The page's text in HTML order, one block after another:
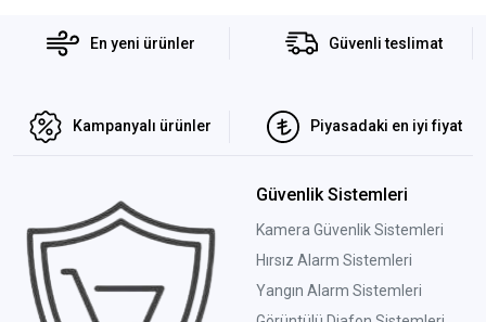
En yeni ürünler Güvenli teslimat
Kampanyalı ürünler Piyasadaki en iyi fiyat
Güvenlik Sistemleri
Kamera Güvenlik Sistemleri
Hırsız Alarm Sistemleri
Yangın Alarm Sistemleri